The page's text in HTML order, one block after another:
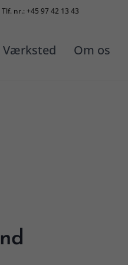
Tlf. nr.: +45 97 42 13 43
Værksted Om os